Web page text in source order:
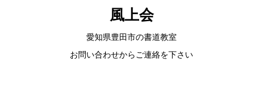
風上会
愛知県豊田市の書道教室
お問い合わせからご連絡を下さい